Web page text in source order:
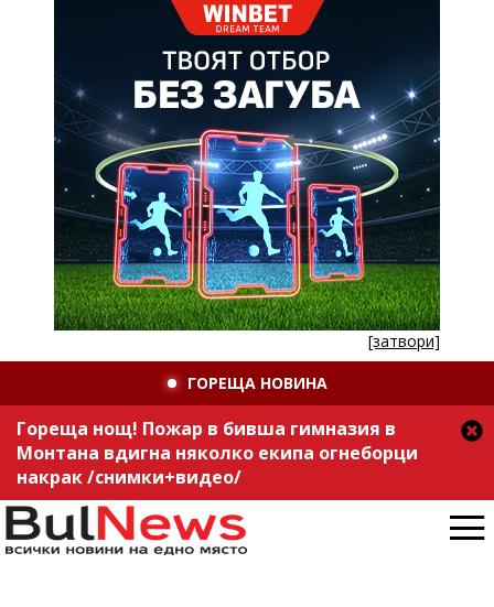
[затвори]
ГОРЕЩА НОВИНА
Гореща нощ! Пожар в бивша гимназия в
Монтана вдигна няколко екипа огнеборци
накрак /снимки+видео/